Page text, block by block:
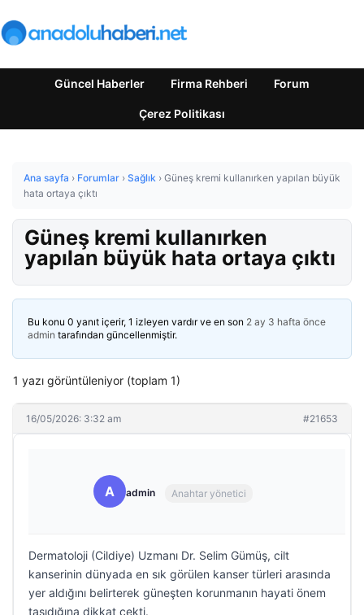
Güncel Haberler Firma Rehberi Forum
Çerez Politikası
Ana sayfa › Forumlar › Sağlık › Güneş kremi kullanırken yapılan büyük
hata ortaya çıktı
Güneş kremi kullanırken
yapılan büyük hata ortaya çıktı
Bu konu 0 yanıt içerir, 1 izleyen vardır ve en son 2 ay 3 hafta önce
admin tarafından güncellenmiştir.
1 yazı görüntüleniyor (toplam 1)
16/05/2026: 3:32 am #21653
A admin Anahtar yönetici
Dermatoloji (Cildiye) Uzmanı Dr. Selim Gümüş, cilt
kanserinin dünyada en sık görülen kanser türleri arasında
yer aldığını belirterek güneşten korunmanın hayati önem
taşıdığına dikkat çekti.